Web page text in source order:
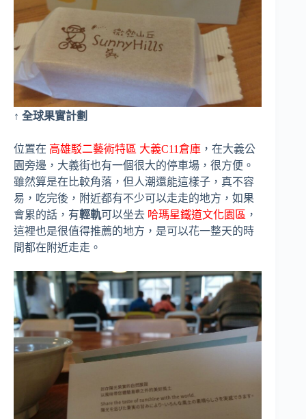
↑ 全球果實計劃
位置在 高雄駁二藝術特區 大義C11倉庫 ，在大義公
園旁邊，大義街也有一個很大的停車場，很方便。
雖然算是在比較角落，但人潮還能這樣子，真不容
易，吃完後，附近都有不少可以走走的地方，如果
會累的話，有輕軌可以坐去 哈瑪星鐵道文化園區 ，
這裡也是很值得推薦的地方，是可以花一整天的時
間都在附近走走。